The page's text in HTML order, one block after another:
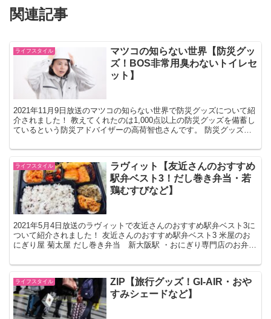
関連記事
ライフスタイル
マツコの知らない世界【防災グッ
ズ！BOS非常用臭わないトイレセ
ット】
2021年11月9日放送のマツコの知らない世界で防災グッズについて紹
介されました！ 教えてくれたのは1,000点以上の防災グッズを備蓄し
ているという防災アドバイザーの高荷智也さんです。 防災グッズ
ライフスタイル
ラヴィット【友近さんのおすすめ
駅弁ベスト3！だし巻き弁当・若
鶏むすびなど】
2021年5月4日放送のラヴィットで友近さんのおすすめ駅弁ベスト3に
ついて紹介されました！ 友近さんのおすすめ駅弁ベスト3 米屋のお
にぎり屋 菊太屋 だし巻き弁当 新大阪駅 ・おにぎり専門店のお弁当
ライフスタイル
ZIP【旅行グッズ！GI-AIR・おや
すみシェードなど】